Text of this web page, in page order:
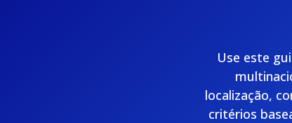
Use este
localização,
critérios